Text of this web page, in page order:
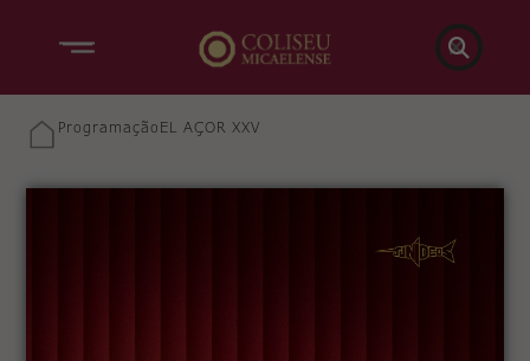

ProgramaçãoEL AÇOR XXV